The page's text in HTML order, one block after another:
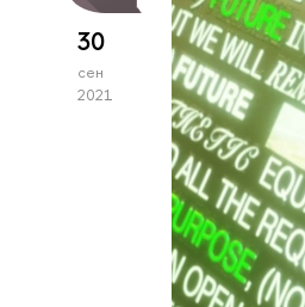
30
сен
2021